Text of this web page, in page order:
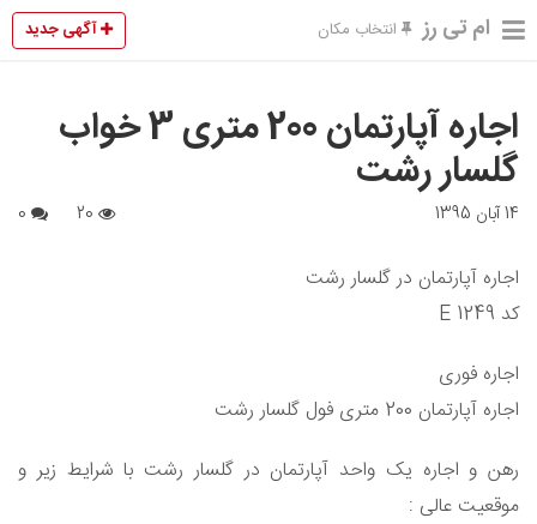
ام تی رز انتخاب مکان آگهی جدید
اجاره آپارتمان 200 متری 3 خواب
گلسار رشت
14 آبان 1395
اجاره آپارتمان در گلسار رشت
کد E 1249
اجاره فوری
اجاره آپارتمان 200 متری فول گلسار رشت
رهن و اجاره یک واحد آپارتمان در گلسار رشت با شرایط زیر و
موقعیت عالی :